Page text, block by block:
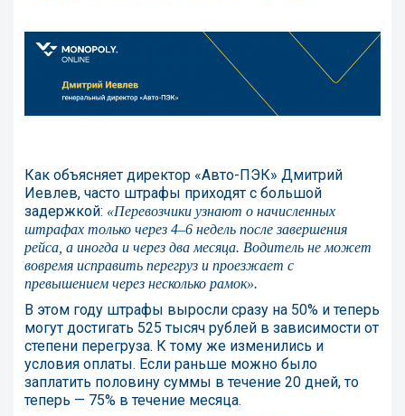
Как объясняет директор «Авто-ПЭК» Дмитрий
Иевлев, часто штрафы приходят с большой
задержкой: «Перевозчики узнают о начисленных
штрафах только через 4–6 недель после завершения
рейса, а иногда и через два месяца. Водитель не может
вовремя исправить перегруз и проезжает с
превышением через несколько рамок».
В этом году штрафы выросли сразу на 50% и теперь
могут достигать 525 тысяч рублей в зависимости от
степени перегруза. К тому же изменились и
условия оплаты. Если раньше можно было
заплатить половину суммы в течение 20 дней, то
теперь — 75% в течение месяца.